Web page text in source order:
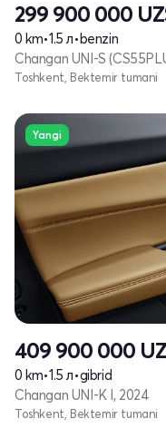
299 900 000
0 km•1.5 л•benzin
Changan UNI-S
Toshkent, Bektemir tumani
Yangi
409 900 000
0 km•1.5 л•gibrid
Changan UNI-K I, 2024
Toshkent, Bektemir tumani